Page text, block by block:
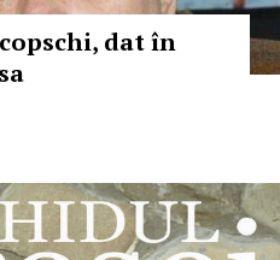
dat în